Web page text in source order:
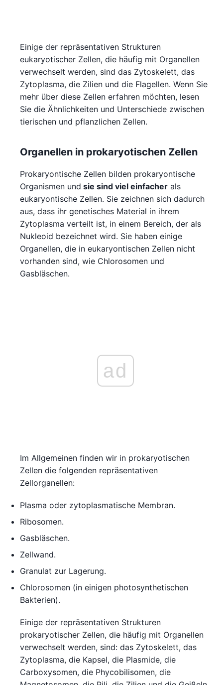
Einige der repräsentativen Strukturen
eukaryotischer Zellen, die häufig mit Organellen
verwechselt werden, sind das Zytoskelett, das
Zytoplasma, die Zilien und die Flagellen. Wenn Sie
mehr über diese Zellen erfahren möchten, lesen
Sie die Ähnlichkeiten und Unterschiede zwischen
tierischen und pflanzlichen Zellen.
Organellen in prokaryotischen Zellen
Prokaryontische Zellen bilden prokaryontische
Organismen und sie sind viel einfacher als
eukaryontische Zellen. Sie zeichnen sich dadurch
aus, dass ihr genetisches Material in ihrem
Zytoplasma verteilt ist, in einem Bereich, der als
Nukleoid bezeichnet wird. Sie haben einige
Organellen, die in eukaryontischen Zellen nicht
vorhanden sind, wie Chlorosomen und
Gasbläschen.
ad
Im Allgemeinen finden wir in prokaryotischen
Zellen die folgenden repräsentativen
Zellorganellen:
Plasma oder zytoplasmatische Membran.
Ribosomen.
Gasbläschen.
Zellwand.
Granulat zur Lagerung.
Chlorosomen (in einigen photosynthetischen
Bakterien).
Einige der repräsentativen Strukturen
prokaryotischer Zellen, die häufig mit Organellen
verwechselt werden, sind: das Zytoskelett, das
Zytoplasma, die Kapsel, die Plasmide, die
Carboxysomen, die Phycobilisomen, die